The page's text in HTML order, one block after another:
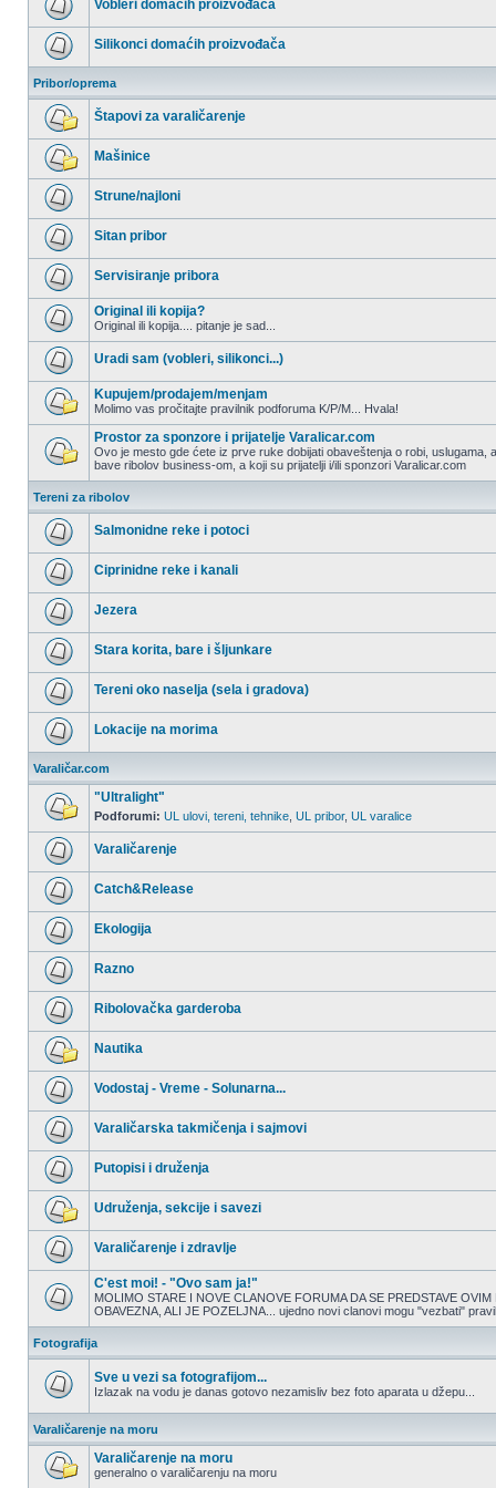
postova
Nema
nepročitanih
postova
Vobleri domaćih proizvođača
Nema
postova
Silikonci domaćih proizvođača
Pribor/oprema
Nema
nepročitanih
postova
Štapovi za varaličarenje
Nema
nepročitanih
postova
Mašinice
Nema
nepročitanih
postova
Strune/najloni
Nema
nepročitanih
postova
Sitan pribor
Nema
nepročitanih
postova
Servisiranje pribora
postova
Original ili kopija?
Original ili kopija.... pitanje je sad...
Nema
nepročitanih
postova
Uradi sam (vobleri, silikonci...)
nepročitanih
postova
Kupujem/prodajem/menjam
Molimo vas pročitajte pravilnik podforuma K/P/M... Hvala!
Nema
nepročitanih
postova
Prostor za sponzore i prijatelje Varalicar.com
Ovo je mesto gde ćete iz prve ruke dobijati obaveštenja o robi, uslugama,
bave ribolov business-om, a koji su prijatelji i/ili sponzori Varalicar.com
Tereni za ribolov
Nema
nepročitanih
postova
Salmonidne reke i potoci
Nema
nepročitanih
postova
Ciprinidne reke i kanali
Nema
nepročitanih
postova
Jezera
Nema
nepročitanih
postova
Stara korita, bare i šljunkare
Nema
nepročitanih
postova
Tereni oko naselja (sela i gradova)
Nema
postova
Lokacije na morima
Varaličar.com
postova
"Ultralight"
Podforumi: UL ulovi, tereni, tehnike UL pribor, UL varalice
Nema
nepročitanih
postova
Varaličarenje
Nema
nepročitanih
postova
Catch&Release
Nema
nepročitanih
postova
Ekologija
Nema
nepročitanih
postova
Razno
Nema
nepročitanih
postova
Ribolovačka garderoba
Nema
nepročitanih
postova
Nautika
Nema
nepročitanih
postova
Vodostaj - Vreme - Solunarna...
Nema
nepročitanih
postova
Varaličarska takmičenja i sajmovi
Nema
nepročitanih
postova
Putopisi i druženja
Nema
nepročitanih
postova
Udruženja, sekcije i savezi
Nema
nepročitanih
postova
Varaličarenje i zdravlje
Nema
nepročitanih
postova
C'est moi! - "Ovo sam ja!"
MOLIMO STARE I NOVE CLANOVE FORUMA DA SE PREDSTAVE
OBAVEZNA, ALI JE POZELJNA... ujedno novi clanovi mogu "vezbati"
Fotografija
nepročitanih
postova
Sve u vezi sa fotografijom...
Izlazak na vodu je danas gotovo nezamisliv bez foto aparata u džepu...
Varaličarenje na moru
Varaličarenje na moru
generalno o varaličarenju na moru